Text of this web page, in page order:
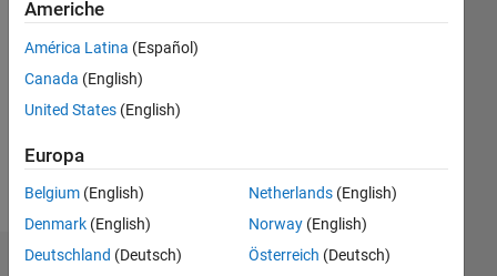
Followers:
Following:
Follow
Americhe
América Latina (Español)
Canada (English)
United States (English)
Europa
Belgium (English)
Denmark (English)
Deutschland (Deutsch)
Netherlands(English)
Norway(English)
Österreich (Deutsch)